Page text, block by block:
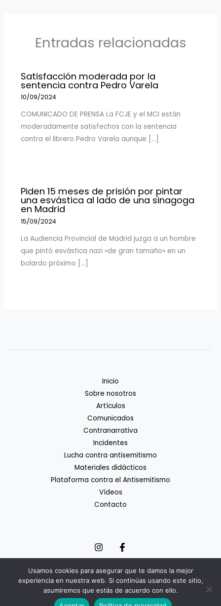
Entradas relacionadas
Satisfacción moderada por la
sentencia contra Pedro Varela
10/09/2024
COMUNICADO DE PRENSA La FCJE y el MCI están
moderadamente satisfechos con la sentencia
contra el librero Pedro Varela aunque […]
Piden 15 meses de prisión por pintar
una esvástica al lado de una sinagoga
en Madrid
15/09/2024
La Audiencia Provincial de Madrid juzga a un hombre
que pintó esvástica nazi «de gran tamaño» en un
bolardo próximo […]
Inicio
Sobre nosotros
Artículos
Comunicados
Contranarrativa
Incidentes
Lucha contra antisemitismo
Materiales didácticos
Plataforma contra el Antisemitismo
Vídeos
Contacto
Copyright © 2026 Coordinadora Estatal de Lucha contra el
Antisemitismo | Powered by Coordinadora Estatal de Lucha contra el
Antisemitismo |c.contraelantisemitismo@gmail.com
Usamos cookies para asegurar que te damos la mejor
experiencia en nuestra web. Si continúas usando este sitio,
asumiremos que estás de acuerdo con ello.